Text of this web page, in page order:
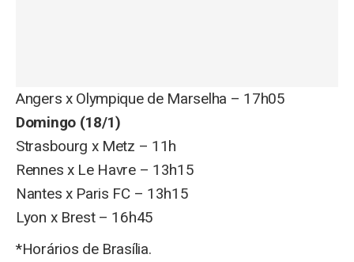
Angers x Olympique de Marselha – 17h05
Domingo (18/1)
Strasbourg x Metz – 11h
Rennes x Le Havre – 13h15
Nantes x Paris FC – 13h15
Lyon x Brest – 16h45
*Horários de Brasília.